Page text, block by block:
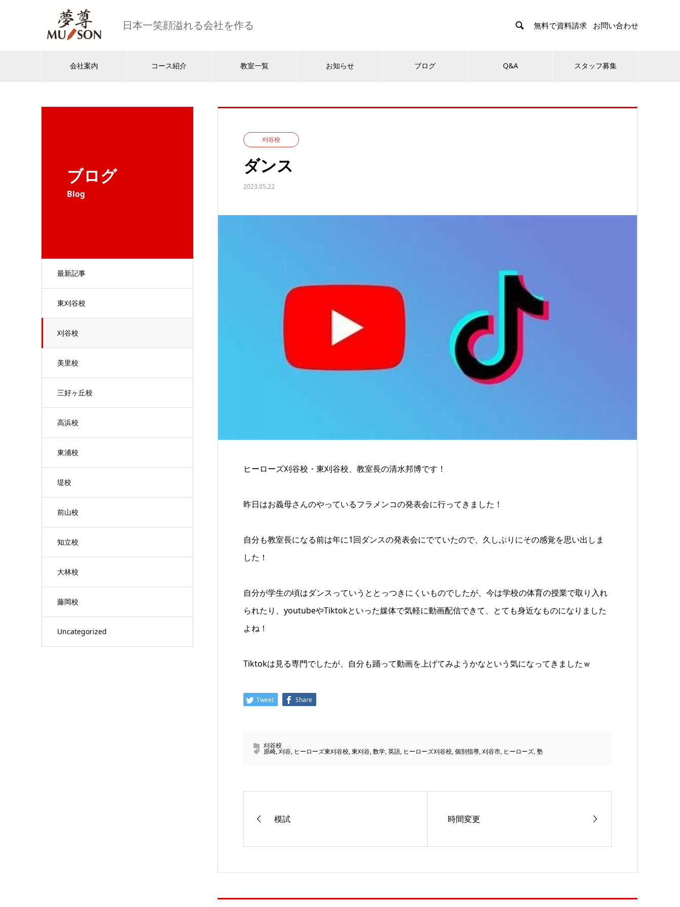
日本一笑顔溢れる会社を作る  無料で資料請求 お問い合わせ
会社案内 コース紹介 教室一覧 お知らせ ブログ Q&A スタッフ募集
ブログ
Blog
最新記事
東刈谷校
刈谷校
美里校
三好ヶ丘校
高浜校
東浦校
堤校
前山校
知立校
大林校
藤岡校
Uncategorized
刈谷校
ダンス
2023.05.22
ヒーローズ刈谷校・東刈谷校、教室長の清水邦博です！
昨日はお義母さんのやっているフラメンコの発表会に行ってきました！
自分も教室長になる前は年に1回ダンスの発表会にでていたので、久しぶりにその感覚を思い出しま
した！
自分が学生の頃はダンスっていうととっつきにくいものでしたが、今は学校の体育の授業で取り入れ
られたり、youtubeやTiktokといった媒体で気軽に動画配信できて、とても身近なものになりました
よね！
Tiktokは見る専門でしたが、自分も踊って動画を上げてみようかなという気になってきましたｗ
Tweet Share
刈谷校
原崎,刈谷, ヒーローズ東刈谷校,東刈谷,数学,英語, ヒーローズ刈谷校,個別指導,刈谷市, ヒーローズ,塾
模試 時間変更